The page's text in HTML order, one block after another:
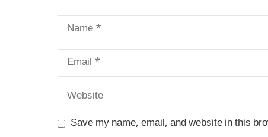
Name
Email
Website
Save my name, email, and website in this